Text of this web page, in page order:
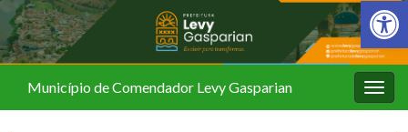
Barra de
Município de Comendador Levy Gasparian